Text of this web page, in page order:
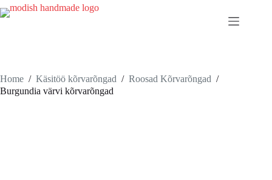
Skip
to
Home / Käsitöö kõrvarõngad / Roosad Kõrvarõngad /
Burgundia värvi kõrvarõngad